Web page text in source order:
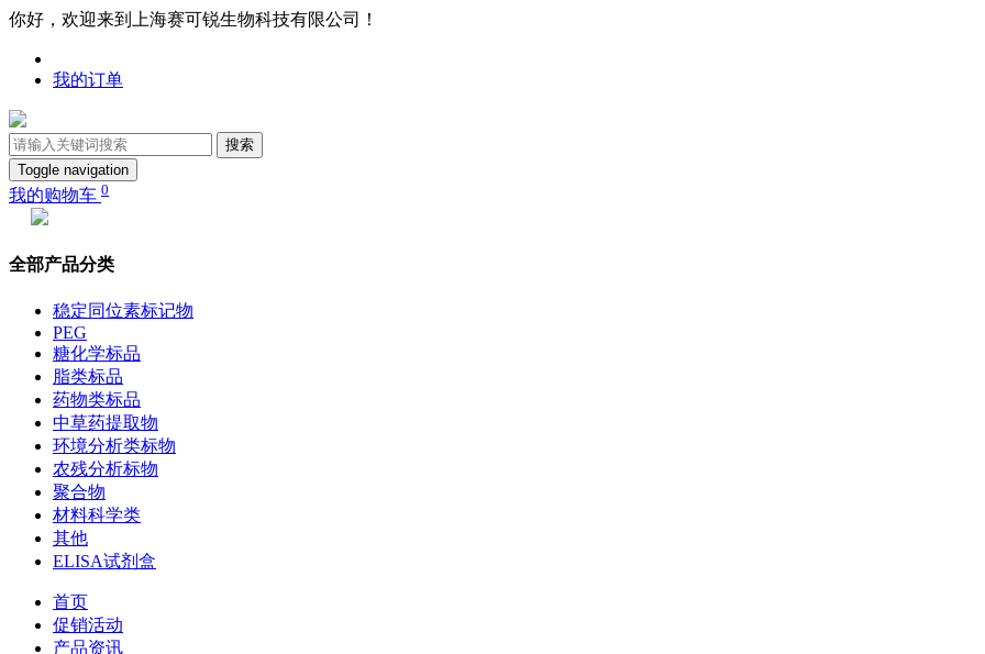
你好，欢迎来到上海赛可锐生物科技有限公司！
我的订单
搜索
Toggle navigation
我的购物车 0
全部产品分类
稳定同位素标记物
PEG
糖化学标品
脂类标品
药物类标品
中草药提取物
环境分析类标物
农残分析标物
聚合物
材料科学类
其他
ELISA试剂盒
首页
促销活动
产品资讯